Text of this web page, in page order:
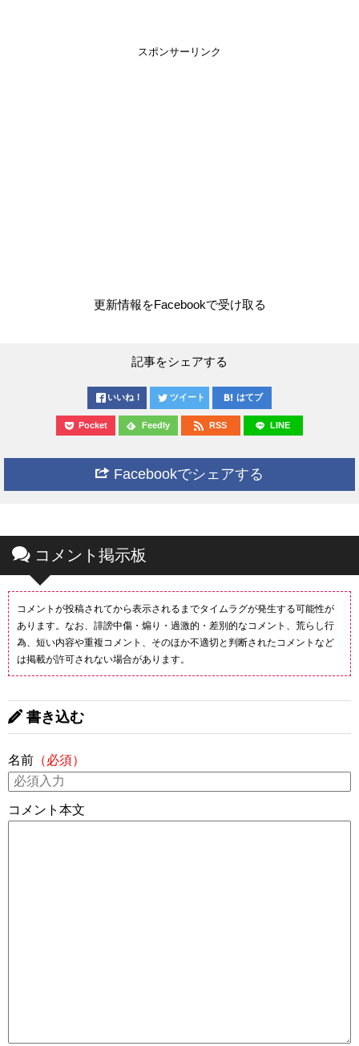
スポンサーリンク
更新情報をFacebookで受け取る
記事をシェアする
いいね！ ツイート はてブ
Pocket Feedly RSS LINE
Facebookでシェアする
コメント掲示板
コメントが投稿されてから表示されるまでタイムラグが発生する可能性が
あります。なお、誹謗中傷・煽り・過激的・差別的なコメント、荒らし行
為、短い内容や重複コメント、そのほか不適切と判断されたコメントなど
は掲載が許可されない場合があります。
書き込む
名前 （必須）
コメント本文